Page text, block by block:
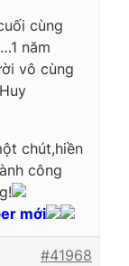
cùng
năm
vô cùng
chút,hiền
công
mới
#41968